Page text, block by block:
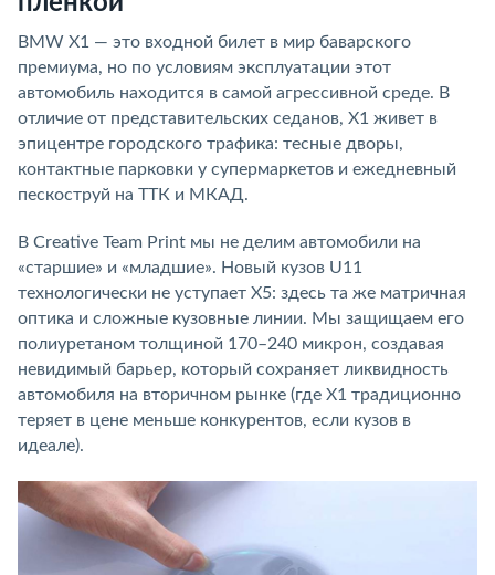
BMW X1 — это входной билет в мир баварского
премиума, но по условиям эксплуатации этот
автомобиль находится в самой агрессивной среде. В
отличие от представительских седанов, X1 живет в
эпицентре городского трафика: тесные дворы,
контактные парковки у супермаркетов и ежедневный
пескоструй на ТТК и МКАД.
В Creative Team Print мы не делим автомобили на
«старшие» и «младшие». Новый кузов U11
технологически не уступает X5: здесь та же матричная
оптика и сложные кузовные линии. Мы защищаем его
полиуретаном толщиной 170–240 микрон, создавая
невидимый барьер, который сохраняет ликвидность
автомобиля на вторичном рынке (где X1 традиционно
теряет в цене меньше конкурентов, если кузов в
идеале).